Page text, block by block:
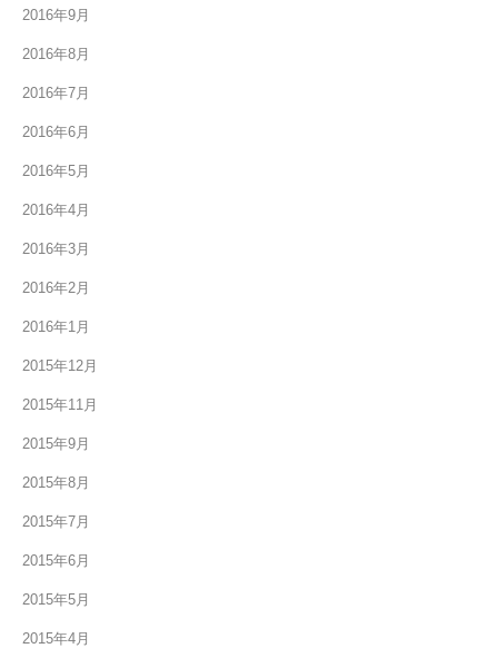
2016年9月
2016年8月
2016年7月
2016年6月
2016年5月
2016年4月
2016年3月
2016年2月
2016年1月
2015年12月
2015年11月
2015年9月
2015年8月
2015年7月
2015年6月
2015年5月
2015年4月